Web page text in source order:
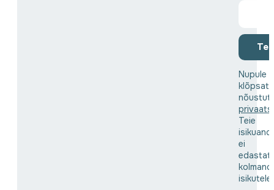
Nupule
Teie
ei
isikutele